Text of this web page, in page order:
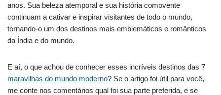
anos. Sua beleza atemporal e sua história comovente
continuam a cativar e inspirar visitantes de todo o mundo,
tornando-o um dos destinos mais emblemáticos e românticos
da Índia e do mundo.
E aí, o que achou de conhecer esses incríveis destinos das 7
maravilhas do mundo moderno? Se o artigo foi útil para você,
me conte nos comentários qual foi sua parte preferida, e se